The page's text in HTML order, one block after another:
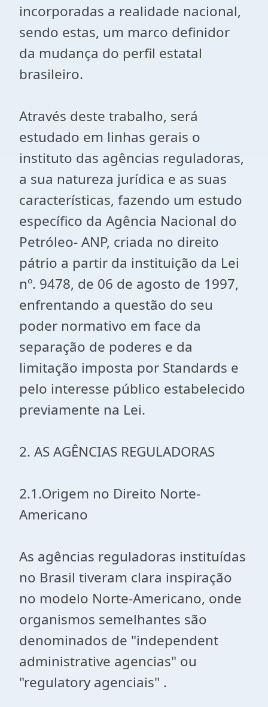
incorporadas a realidade nacional,
sendo estas, um marco definidor
da mudança do perfil estatal
brasileiro.
Através deste trabalho, será
estudado em linhas gerais o
instituto das agências reguladoras,
a sua natureza jurídica e as suas
características, fazendo um estudo
específico da Agência Nacional do
Petróleo- ANP, criada no direito
pátrio a partir da instituição da Lei
nº. 9478, de 06 de agosto de 1997,
enfrentando a questão do seu
poder normativo em face da
separação de poderes e da
limitação imposta por Standards e
pelo interesse público estabelecido
previamente na Lei.
2. AS AGÊNCIAS REGULADORAS
2.1.Origem no Direito Norte-
Americano
As agências reguladoras instituídas
no Brasil tiveram clara inspiração
no modelo Norte-Americano, onde
organismos semelhantes são
denominados de "independent
administrative agencias" ou
"regulatory agenciais" .